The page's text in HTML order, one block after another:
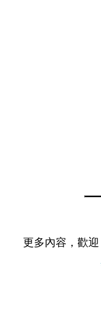
更多內容，歡迎